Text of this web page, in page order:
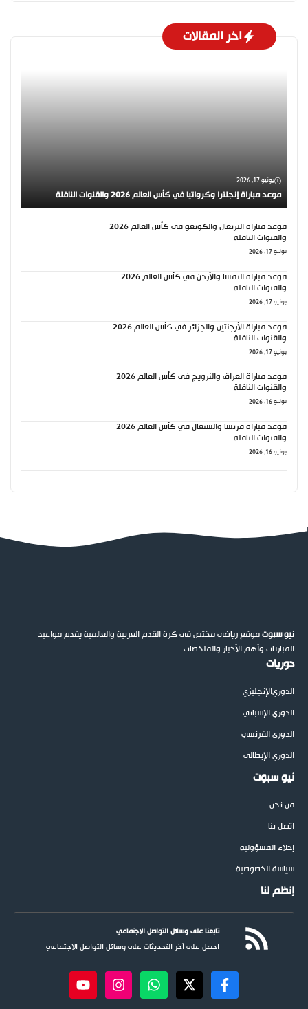
اخر المقالات
يونيو 17, 2026
موعد مباراة إنجلترا وكرواتيا في كأس العالم 2026 والقنوات الناقلة
موعد مباراة البرتغال والكونغو في كأس العالم 2026
والقنوات الناقلة
يونيو 17, 2026
موعد مباراة النمسا والأردن في كأس العالم 2026
والقنوات الناقلة
يونيو 17, 2026
موعد مباراة الأرجنتين والجزائر في كأس العالم 2026
والقنوات الناقلة
يونيو 17, 2026
موعد مباراة العراق والنرويج في كأس العالم 2026
والقنوات الناقلة
يونيو 16, 2026
موعد مباراة فرنسا والسنغال في كأس العالم 2026
والقنوات الناقلة
يونيو 16, 2026
نيو سبوتموقع رياضي مختص في كرة القدم العربية والعالمية يقدم مواعيد
المباريات وأهم الأخبار والملخصات
دوريات
الدوريالإنجليزي
الدوري الإسباني
الدوري الفرنسي
الدوري الإيطالي
نيو سبوت
من نحن
اتصل بنا
إخلاء المسؤولية
سياسة الخصوصية
إنظم لنا
تابعنا على وسائل التواصل الاجتماعي
احصل على آخر التحديثات على وسائل التواصل الاجتماعي